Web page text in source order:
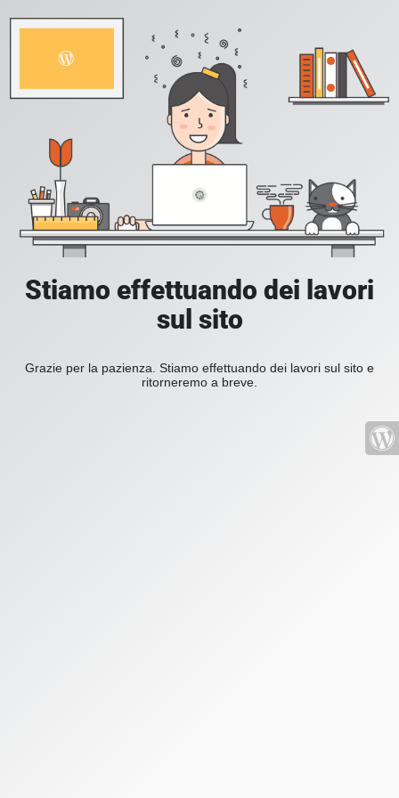
Stiamo effettuando dei lavori
sul sito
Grazie per la pazienza. Stiamo effettuando dei lavori sul sito e
ritorneremo a breve.